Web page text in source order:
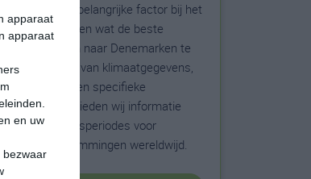
apparaat
apparaat
en uw
bezwaar
Het weer is een belangrijke factor bij het
reizen. Wil je weten wat de beste
maanden zijn om naar Denemarken te
Op basis van klimaatgegevens,
en specifieke
bieden wij informatie
de beste reisperiodes voor
duizenden bestemmingen wereldwijd.